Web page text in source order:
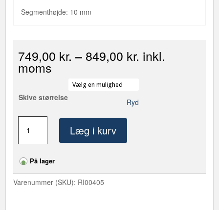
Segmenthøjde: 10 mm
749,00 kr. – 849,00 kr. inkl.
moms
Skive størrelse
Ryd
Diamantklinge
asfalt
og
beton
Læg i kurv
På lager
Varenummer (SKU): RI00405